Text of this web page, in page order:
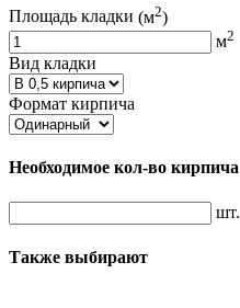
Площадь кладки (м2)
м2
Вид кладки
Формат кирпича
Необходимое кол-во кирпича
шт.
Также выбирают